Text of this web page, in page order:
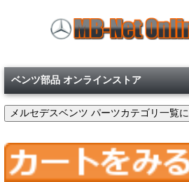
ベンツ部品 オンラインストア